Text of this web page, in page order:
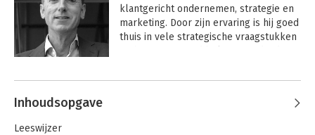
klantgericht ondernemen, strategie en
marketing. Door zijn ervaring is hij goed
thuis in vele strategische vraagstukken
schreef o.a. Wendbare strategie op één
Andere boeken door Sjors van
Leeuwen
Inhoudsopgave
Leeswijzer